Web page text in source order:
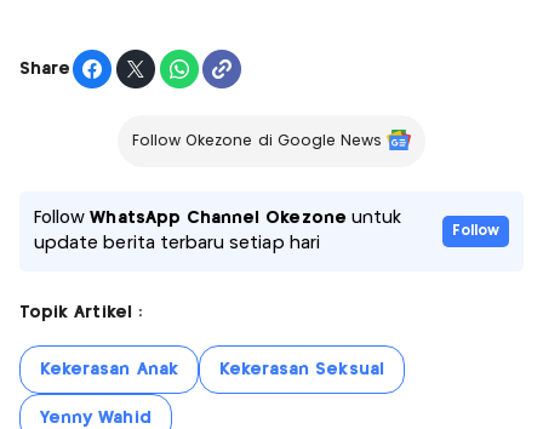
Share
Follow Okezone di Google News
FollowWhatsApp Channel Okezone untuk
update berita terbaru setiap hari
Follow
Topik Artikel :
Kekerasan Anak Kekerasan Seksual
Yenny Wahid